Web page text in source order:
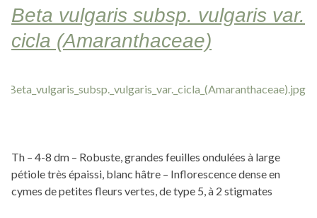
Beta vulgaris subsp. vulgaris var.
cicla (Amaranthaceae)
Th – 4-8 dm – Robuste, grandes feuilles ondulées à large
pétiole très épaissi, blanc hâtre – Inflorescence dense en
cymes de petites fleurs vertes, de type 5, à 2 stigmates